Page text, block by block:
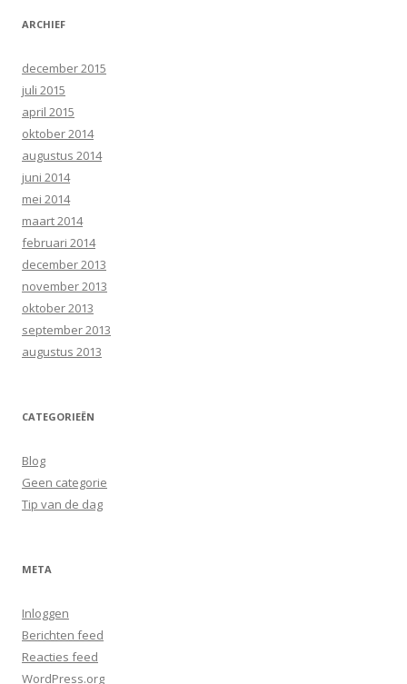
ARCHIEF
december 2015
juli 2015
april 2015
oktober 2014
augustus 2014
juni 2014
mei 2014
maart 2014
februari 2014
december 2013
november 2013
oktober 2013
september 2013
augustus 2013
CATEGORIEËN
Blog
Geen categorie
Tip van de dag
META
Inloggen
Berichten feed
Reacties feed
WordPress.org